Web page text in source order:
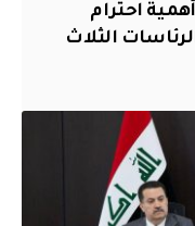
احترام
الثلاث